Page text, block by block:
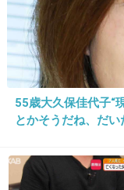
あなw
21. 匿名2019/11/06(水) 17:41:03
へぇ、今度は
55歳大久保佳代子“
とかそうだね、だい